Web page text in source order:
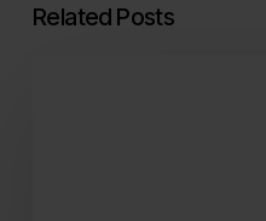
Related Posts